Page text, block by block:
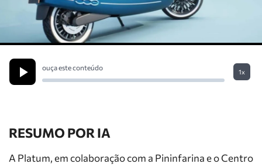
ouça este conteúdo
1x
RESUMO POR IA
A Platum, em colaboração com a Pininfarina e o Centro